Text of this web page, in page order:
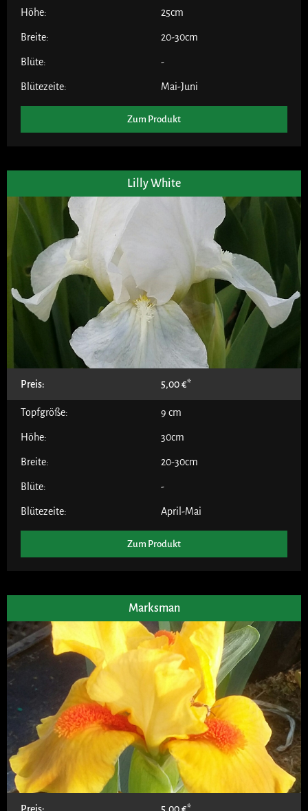
Höhe: 25cm
Breite: 20-30cm
Blüte: -
Blütezeite: Mai-Juni
Zum Produkt
Lilly White
Preis: 5,00€
Topfgröße: 9 cm
Höhe: 30cm
Breite: 20-30cm
Blüte: -
Blütezeite: April-Mai
Zum Produkt
Marksman